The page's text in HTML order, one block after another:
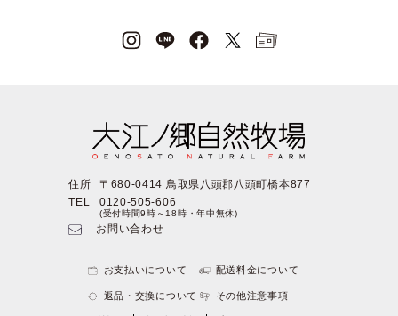
住所
〒680-0414 鳥取県八頭郡八頭町橋本877
TEL
0120-505-606
(受付時間9時～18時・年中無休)
お問い合わせ
お支払いについて 配送料金について
返品・交換について その他注意事項